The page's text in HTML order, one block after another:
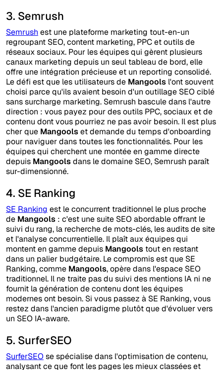
3. Semrush
Semrush est une plateforme marketing tout-en-un
regroupant SEO, content marketing, PPC et outils de
réseaux sociaux. Pour les équipes qui gèrent plusieurs
canaux marketing depuis un seul tableau de bord, elle
offre une intégration précieuse et un reporting consolidé.
Le défi est que les utilisateurs de Mangools l'ont souvent
choisi parce qu'ils avaient besoin d'un outillage SEO ciblé
sans surcharge marketing. Semrush bascule dans l'autre
direction : vous payez pour des outils PPC, sociaux et de
contenu dont vous pourriez ne pas avoir besoin. Il est plus
cher que Mangoolset demande du temps d'onboarding
pour naviguer dans toutes les fonctionnalités. Pour les
équipes qui cherchent une montée en gamme directe
depuis Mangoolsdans le domaine SEO, Semrush paraît
sur-dimensionné.
4. SE Ranking
SE Ranking est le concurrent traditionnel le plus proche
de Mangools : c'est une suite SEO abordable offrant le
suivi du rang, la recherche de mots-clés, les audits de site
et l'analyse concurrentielle. Il plaît aux équipes qui
montent en gamme depuis Mangools tout en restant
dans un palier budgétaire. Le compromis est que SE
Ranking, comme Mangools, opère dans l'espace SEO
traditionnel. Il ne traite pas du suivi des mentions IA ni ne
fournit la génération de contenu dont les équipes
modernes ont besoin. Si vous passez à SE Ranking, vous
restez dans l'ancien paradigme plutôt que d'évoluer vers
un SEO IA-aware.
5. SurferSEO
SurferSEO se spécialise dans l'optimisation de contenu,
analysant ce que font les pages les mieux classées et